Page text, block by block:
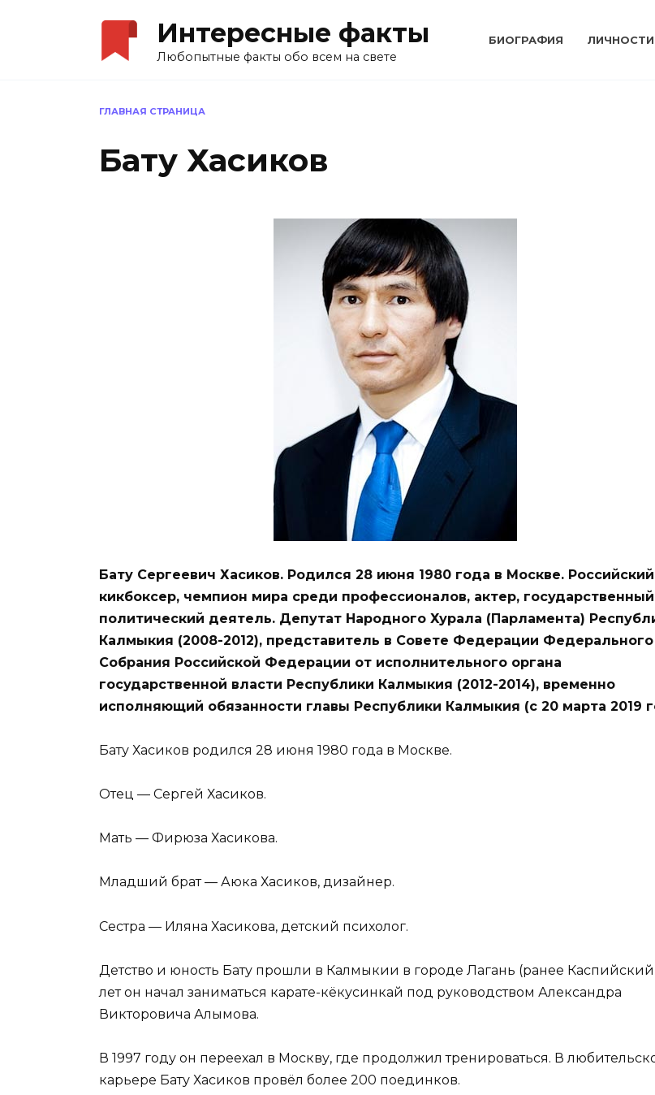
Интересные факты
Любопытные факты обо всем на свете
БИОГРАФИЯ ЛИЧНОСТИ
ГЛАВНАЯ СТРАНИЦА
Бату Хасиков
Бату Сергеевич Хасиков. Родился 28 июня 1980 года в Москве. Российский
кикбоксер, чемпион мира среди профессионалов, актер,
политический деятель. Депутат Народного Хурала (Парламента)
Калмыкия (2008-2012), представитель в Совете Федерации Федерального
Собрания Российской Федерации от исполнительного органа
государственной власти Республики Калмыкия (2012-2014), временно
исполняющий обязанности главы Республики Калмыкия (с 20 марта 2019
Бату Хасиков родился 28 июня 1980 года в Москве.
Отец — Сергей Хасиков.
Мать — Фирюза Хасикова.
Младший брат — Аюка Хасиков, дизайнер.
Сестра — Иляна Хасикова, детский психолог.
Детство и юность Бату прошли в Калмыкии в городе Лагань (ранее
лет он начал заниматься карате-кёкусинкай под руководством Александра
Викторовича Алымова.
В 1997 году он переехал в Москву, где продолжил тренироваться. В
карьере Бату Хасиков провёл более 200 поединков.